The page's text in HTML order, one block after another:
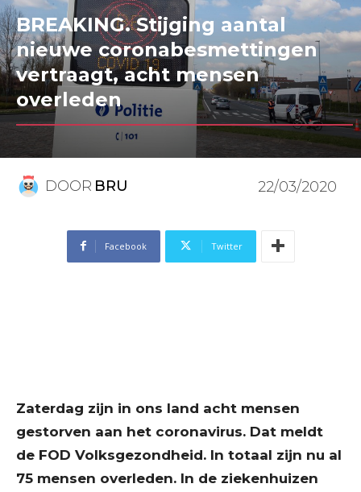
BREAKING. Stijging aantal
nieuwe coronabesmettingen
vertraagt, acht mensen
overleden
DOOR BRU 22/03/2020
Facebook Twitter
Zaterdag zijn in ons land acht mensen
gestorven aan het coronavirus. Dat meldt
de FOD Volksgezondheid. In totaal zijn nu al
75 mensen overleden. In de ziekenhuizen